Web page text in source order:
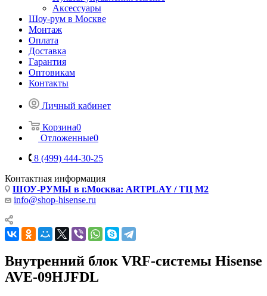
Аксессуары
Шоу-рум в Москве
Монтаж
Оплата
Доставка
Гарантия
Оптовикам
Контакты
Личный кабинет
Корзина0
Отложенные0
8 (499) 444-30-25
Контактная информация
ШОУ-РУМЫ в г.Москва: ARTPLAY / ТЦ М2
info@shop-hisense.ru
Внутренний блок VRF-системы Hisense
AVE-09HJFDL